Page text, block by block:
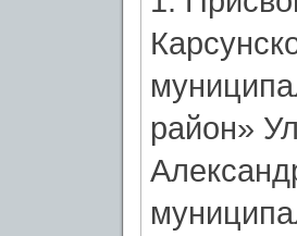
район»